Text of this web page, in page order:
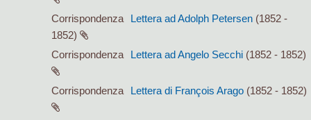
Corrispondenza Lettera ad Adolph Petersen (1852 -
1852)
Corrispondenza
Lettera ad Angelo Secchi (1852 - 1852)
Corrispondenza Lettera di François Arago (1852 - 1852)